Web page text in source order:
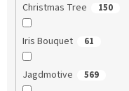
Christmas Tree 150
Iris Bouquet 61
Jagdmotive 569